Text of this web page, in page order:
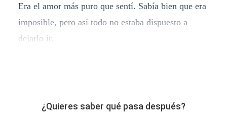
Era el amor más puro que sentí. Sabía bien que era
imposible, pero así todo no estaba dispuesto a
dejarlo ir.
¿Quieres saber qué pasa después?